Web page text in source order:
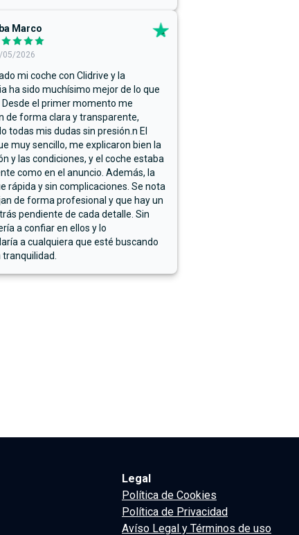
Marco
05/2026
mi coche con Clidrive y la
ha sido muchísimo mejor de lo que
Desde el primer momento me
de forma clara y transparente,
todas mis dudas sin presión.n El
muy sencillo, me explicaron bien la
y las condiciones, y el coche estaba
como en el anuncio. Además, la
rápida y sin complicaciones. Se nota
de forma profesional y que hay un
pendiente de cada detalle. Sin
a confiar en ellos y lo
a cualquiera que esté buscando
Legal
Política de Cookies
Política de Privacidad
Avíso Legal y Términos de uso